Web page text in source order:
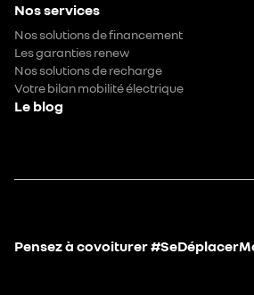
Nos services
Nos solutions de financement
Les garanties renew
Nos solutions de recharge
Votre bilan mobilité électrique
Le blog
Pensez à covoiturer